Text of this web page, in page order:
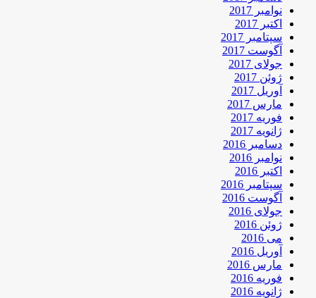
نوامبر 2017
اکتبر 2017
سپتامبر 2017
آگوست 2017
جولای 2017
ژوئن 2017
آوریل 2017
مارس 2017
فوریه 2017
ژانویه 2017
دسامبر 2016
نوامبر 2016
اکتبر 2016
سپتامبر 2016
آگوست 2016
جولای 2016
ژوئن 2016
می 2016
آوریل 2016
مارس 2016
فوریه 2016
ژانویه 2016